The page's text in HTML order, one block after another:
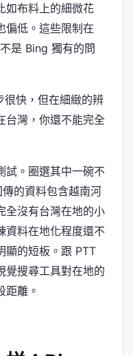
如布料上的細微花
偏低。這些限制在
是 Bing 獨有的問
很快，但在細緻的辨
台灣，你還不能完全
試。圈選其中一碗不
的資料包含越南河
全沒有台灣在地的小
資料在地化程度還不
顯的短板。跟 PTT
覺搜尋工具對在地的
距離。